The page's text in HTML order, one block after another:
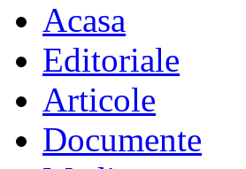
Acasa
Editoriale
Articole
Documente